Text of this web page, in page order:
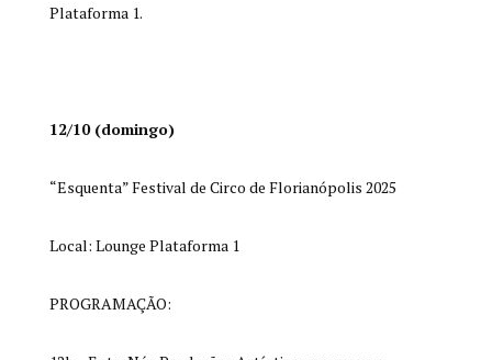
Plataforma 1.
12/10 (domingo)
“Esquenta” Festival de Circo de Florianópolis 2025
Local: Lounge Plataforma 1
PROGRAMAÇÃO: